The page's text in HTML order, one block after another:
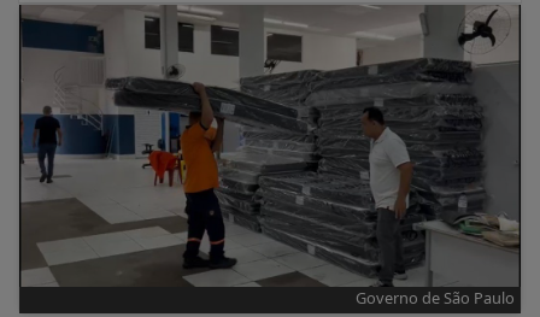
Governo de São Paulo